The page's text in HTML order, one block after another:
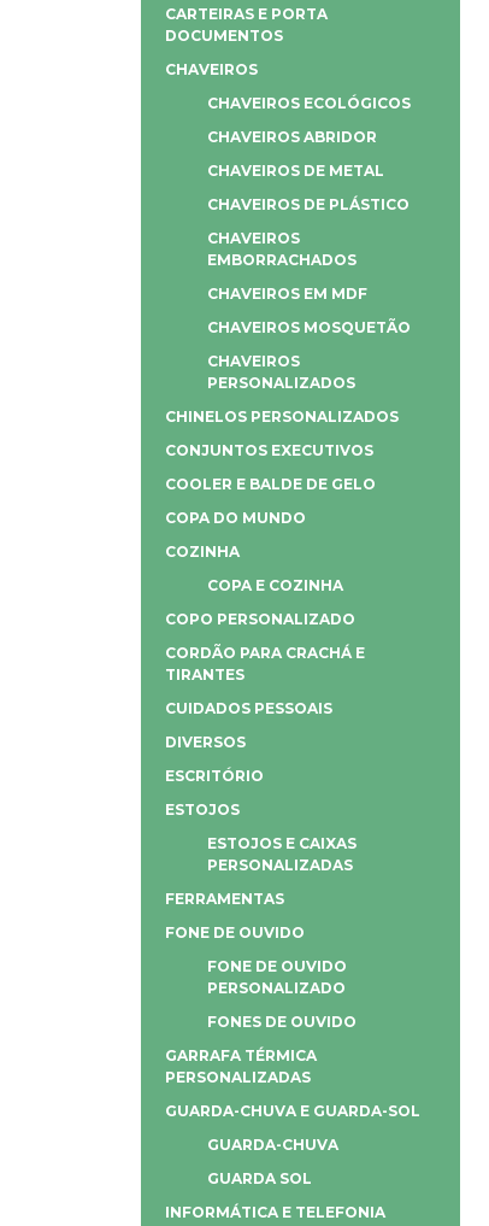
CARTEIRAS E PORTA
DOCUMENTOS
CHAVEIROS
CHAVEIROS ECOLÓGICOS
CHAVEIROS ABRIDOR
CHAVEIROS DE METAL
CHAVEIROS DE PLÁSTICO
CHAVEIROS
EMBORRACHADOS
CHAVEIROS EM MDF
CHAVEIROS MOSQUETÃO
CHAVEIROS
PERSONALIZADOS
CHINELOS PERSONALIZADOS
CONJUNTOS EXECUTIVOS
COOLER E BALDE DE GELO
COPA DO MUNDO
COZINHA
COPA E COZINHA
COPO PERSONALIZADO
CORDÃO PARA CRACHÁ E
TIRANTES
CUIDADOS PESSOAIS
DIVERSOS
ESCRITÓRIO
ESTOJOS
ESTOJOS E CAIXAS
PERSONALIZADAS
FERRAMENTAS
FONE DE OUVIDO
FONE DE OUVIDO
PERSONALIZADO
FONES DE OUVIDO
GARRAFA TÉRMICA
PERSONALIZADAS
GUARDA-CHUVA E GUARDA-SOL
GUARDA-CHUVA
GUARDA SOL
INFORMÁTICA E TELEFONIA